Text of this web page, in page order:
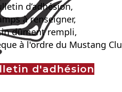
d’adhésion,
à renseigner,
dûment rempli,
à l'ordre du Mustang
d'adhésion